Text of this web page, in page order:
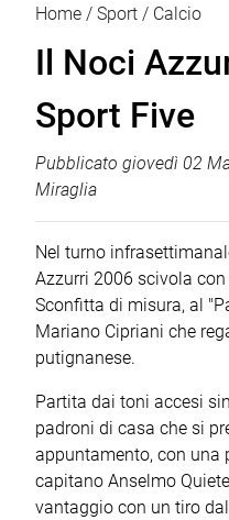
Home Sport Calcio
Il Noci
Sport Five
Pubblicato giovedì 02
Miraglia
Nel turno
Azzurri 2006 scivola
Sconfitta di misura, al
Mariano Cipriani che
putignanese.
Partita dai toni accesi
padroni di casa che si
appuntamento, con una
capitano Anselmo
vantaggio con un tiro